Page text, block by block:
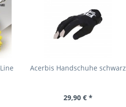
Acerbis Handschuhe schwarz
29,90 € *